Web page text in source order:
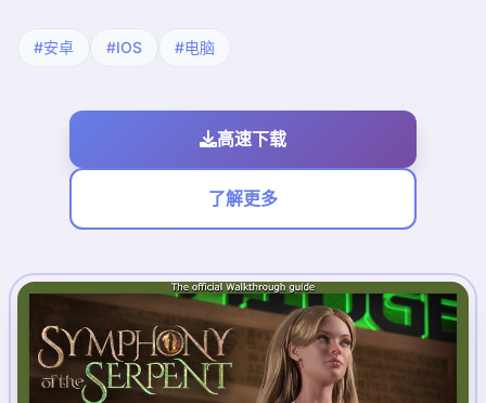
#安卓 #IOS #电脑
高速下载
了解更多